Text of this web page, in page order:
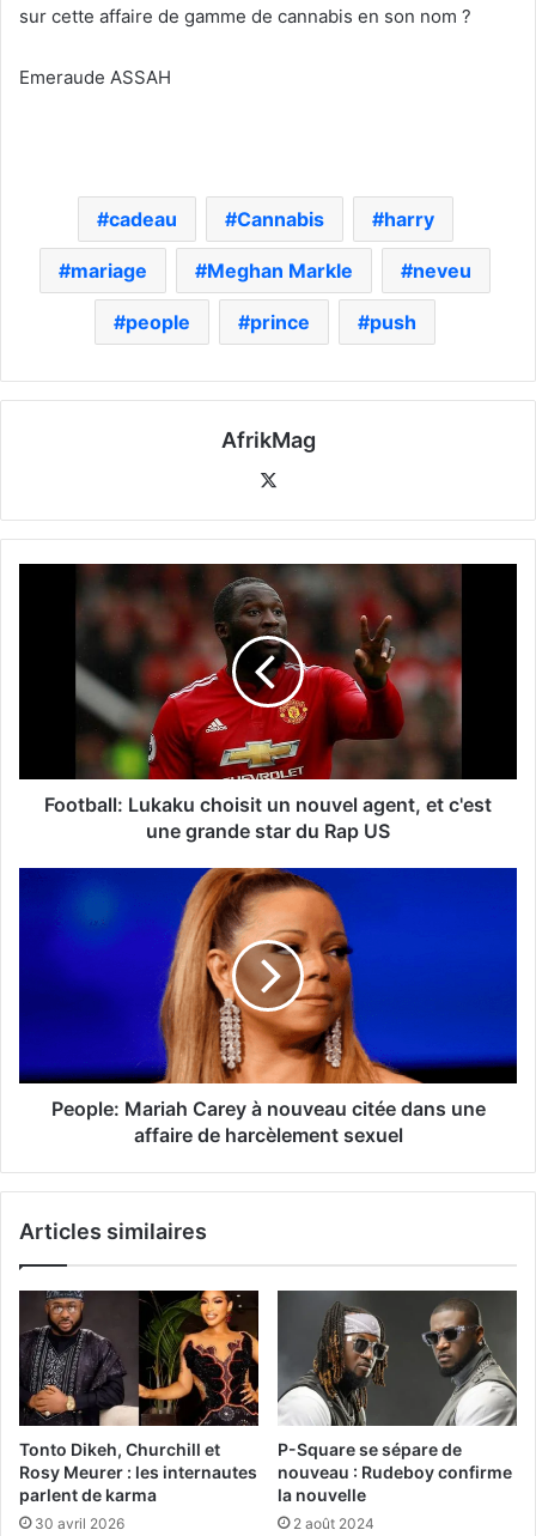
sur cette affaire de gamme de cannabis en son nom ?
Emeraude ASSAH
cadeau Cannabis harry
mariage Meghan Markle neveu
people prince push
AfrikMag
Football: Lukaku choisit un nouvel agent, et c'est
une grande star du Rap US
People: Mariah Carey à nouveau citée dans une
affaire de harcèlement sexuel
Articles similaires
Tonto Dikeh, Churchill et
Rosy Meurer : les internautes
parlent de karma
30 avril 2026
P-Square se sépare de
nouveau : Rudeboy confirme
la nouvelle
2 août 2024